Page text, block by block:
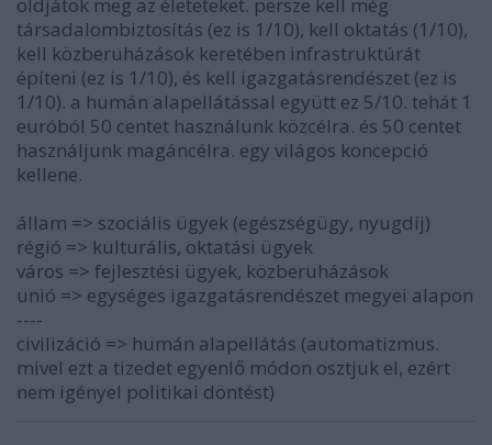
társadalombiztosítás (ez is 1/10), kell oktatás (1/10),
kell közberuházások keretében infrastruktúrát
építeni (ez is 1/10), és kell igazgatásrendészet (ez is
1/10). a humán alapellátással együtt ez 5/10. tehát 1
euróból 50 centet használunk közcélra. és 50 centet
használjunk magáncélra. egy világos koncepció
kellene.
állam => szociális ügyek (egészségügy, nyugdíj)
régió => kulturális, oktatási ügyek
város => fejlesztési ügyek, közberuházások
unió => egységes igazgatásrendészet megyei alapon
----
civilizáció => humán alapellátás (automatizmus.
mivel ezt a tizedet egyenlő módon osztjuk el, ezért
nem igényel politikai döntést)